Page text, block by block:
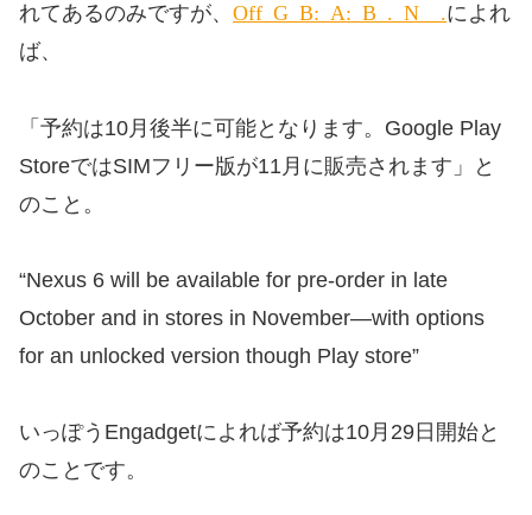
れてあるのみですが、 Official Google Blog: Android: Be together. Not the same. によれ
ば、
「予約は10月後半に可能となります。Google Play
StoreではSIMフリー版が11月に販売されます」と
のこと。
“Nexus 6 will be available for pre-order in late
October and in stores in November—with options
for an unlocked version though Play store”
いっぽうEngadgetによれば予約は10月29日開始と
のことです。